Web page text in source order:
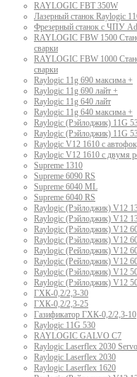
RAYLOGIC FBT 350W
Лазерный станок Raylogic
Фрезерный станок с ЧПУ
RAYLOGIC FBW 1500
сварки
RAYLOGIC FBW 1000
сварки
Raylogic 11g 690 максима +
Raylogic 11g 690 лайт +
Raylogic 11g 640 лайт
Raylogic 11g 640 максима +
Raylogic (Рэйлоджик) 11G
Raylogic (Рэйлоджик) 11G
Raylogic V12 1610 с
Raylogic V12 1610 с двумя
Supreme 1310
Supreme 6090 RS
Supreme 6040 ML
Supreme 6040 RS
Raylogic (Рэйлоджик) V12
Raylogic (Рэйлоджик) V12
Raylogic (Рэйлоджик) V12
Raylogic (Рэйлоджик) V12
Raylogic (Рейлоджик) V12
Raylogic (Рейлоджик) V12
Raylogic (Рэйлоджик) V12
Raylogic (Рэйлоджик) V12
ГХК-0,2/2,3-30
ГХК-0,2/2,3-25
Газификатор ГХК-0,2/2,3-10
Raylogic 11G 530
RAYLOGIC GALVO С7
Raylogic Laserflex 2030 Servo
Raylogic Laserflex 2030
Raylogic Laserflex 1620